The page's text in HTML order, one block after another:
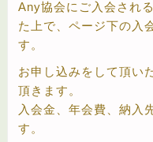
Any協会にご入会される
た上で、ページ下の入
す。
お申し込みをして頂い
頂きます。
入会金、年会費、納入
す。